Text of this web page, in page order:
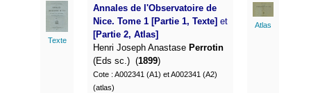
Texte
Annales de l'Observatoire de
Nice. Tome 1 [Partie 1, Texte] et
[Partie 2, Atlas]
Henri Joseph Anastase Perrotin
(Eds sc.) (1899)
Cote : A002341 (A1) etA002341 (A2)
(atlas)
Atlas